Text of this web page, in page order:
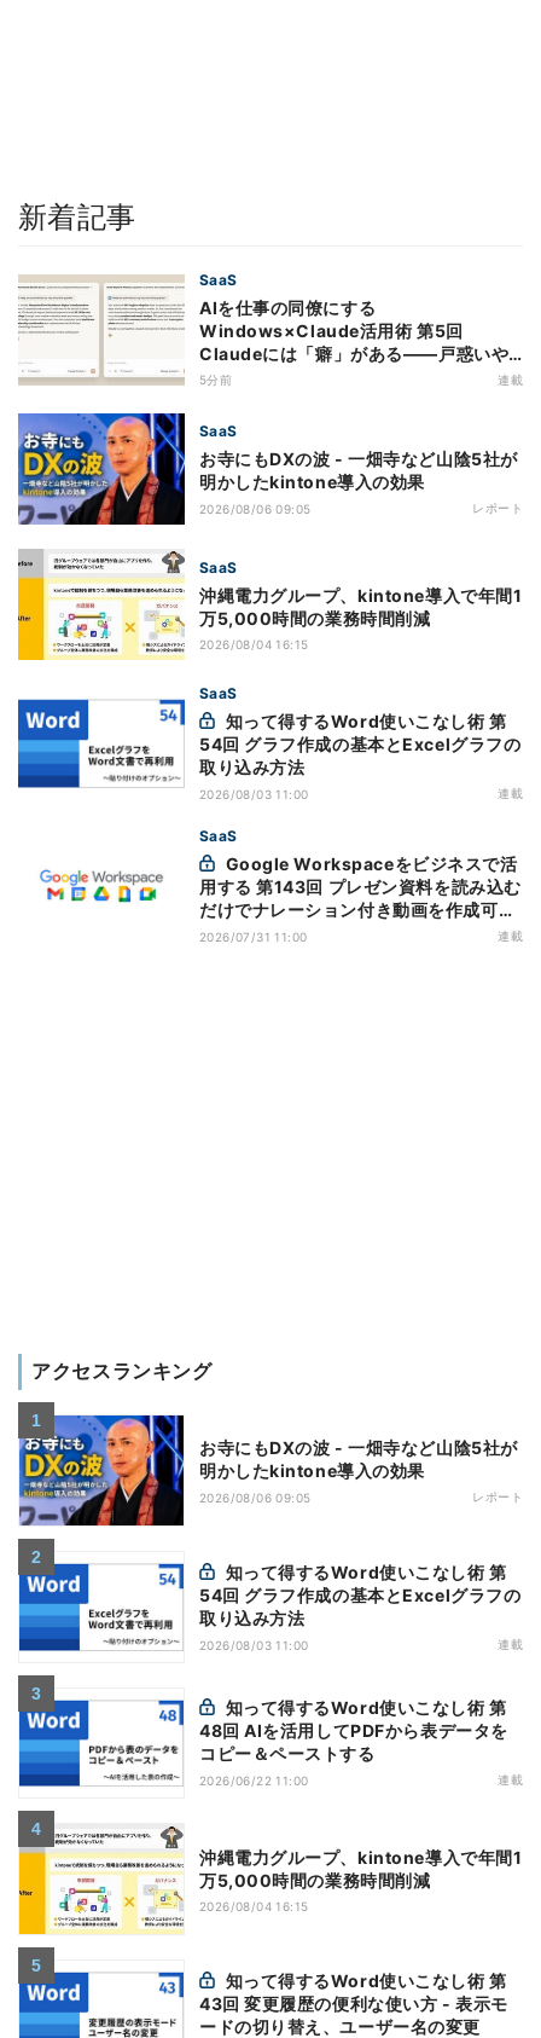
新着記事
SaaS
AIを仕事の同僚にする
Windows×Claude活用術 第5回
Claudeには「癖」がある――戸惑いや
すい7つの仕様
5分前 連載
SaaS
お寺にもDXの波 - 一畑寺など山陰5社が
明かしたkintone導入の効果
2026/08/06 09:05 レポート
SaaS
沖縄電力グループ、kintone導入で年間1
万5,000時間の業務時間削減
2026/08/04 16:15
SaaS
54回 グラフ作成の基本とExcelグラフの
取り込み方法
2026/08/03 11:00 連載
SaaS
用する 第143回 プレゼン資料を読み込む
だけでナレーション付き動画を作成可能
になった「Google Vids」
2026/07/31 11:00 連載
アクセスランキング
お寺にもDXの波 - 一畑寺など山陰5社が
明かしたkintone導入の効果
2026/08/06 09:05 レポート
54回 グラフ作成の基本とExcelグラフの
取り込み方法
2026/08/03 11:00 連載
48回 AIを活用してPDFから表データを
コピー＆ペーストする
2026/06/22 11:00 連載
沖縄電力グループ、kintone導入で年間1
万5,000時間の業務時間削減
2026/08/04 16:15
43回 変更履歴の便利な使い方 - 表示モ
ードの切り替え、ユーザー名の変更